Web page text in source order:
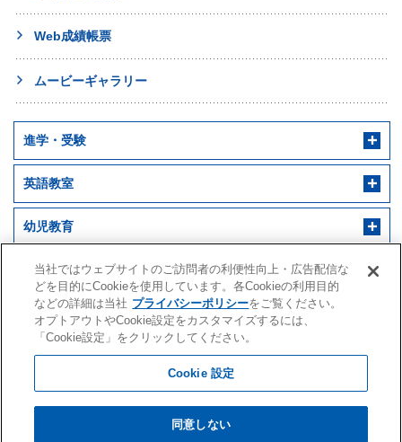
Web成績帳票
ムービーギャラリー
進学・受験
英語教室
幼児教育
幼児教室サンキッズ
医学部予備校
野田クルゼ
株式会社早稲田アカデミー
採用情報 閲覧環境
当社ではウェブサイトのご訪問者の利便性向上・広告配信な
どを目的にCookieを使用しています。各Cookieの利用目的
などの詳細は当社 プライバシーポリシーをご覧ください。
オプトアウトやCookie設定をカスタマイズするには、
「Cookie設定」をクリックしてください。
Cookie 設定
同意しない